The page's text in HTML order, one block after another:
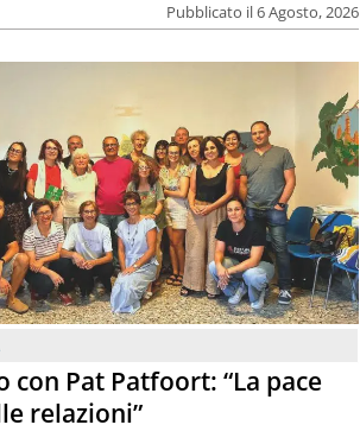
Pubblicato il 6 Agosto, 2026
con Pat Patfoort: “La pace
relazioni”